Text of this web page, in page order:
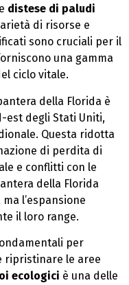
e distese di paludi
di risorse e
sono cruciali per il
una gamma
ciclo vitale.
della Florida è
est degli Stati Uniti,
Questa ridotta
di perdita di
e conflitti con le
della Florida
l’espansione
il loro range.
per
ripristinare le aree
ecologici è una delle